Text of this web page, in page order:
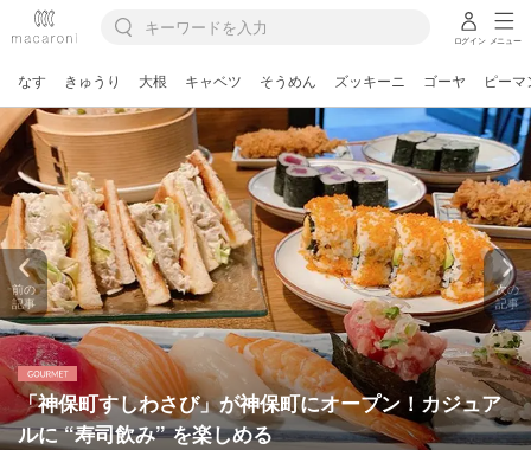
ログイン メニュー
なす きゅうり 大根 キャベツ そうめん ズッキーニ ゴーヤ ピーマ
「神保町すしわさび」が神保町にオープン！カジュア
ルに “寿司飲み” を楽しめる
前の
記事
次の
記事